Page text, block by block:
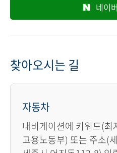
네이
찾아오시는 길
자동차
내비게이션에 키워드(최
고용노동부) 또는 주소(